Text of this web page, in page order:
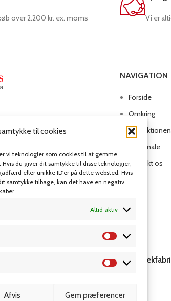
til cookies
vi teknologier som cookies til at gemme
du giver dit samtykke til disse teknologier,
eller unikke ID'er på dette websted. Hvis
samtykke tilbage, kan det have en negativ
Altid aktiv
Afvis Gem præferencer
over 2.200 kr. ex. moms Vi er
NAVIGATION
Forside
Omkring
Produktionen
Personale
Kontakt os
Dansk